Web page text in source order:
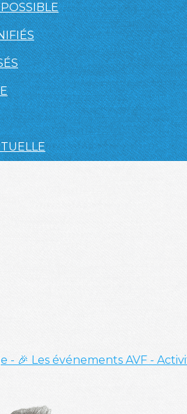
- 🎉 Les événements AVF -